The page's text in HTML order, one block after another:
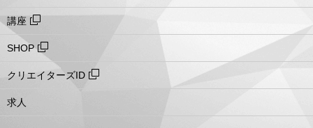
講座
SHOP
クリエイターズID
求人